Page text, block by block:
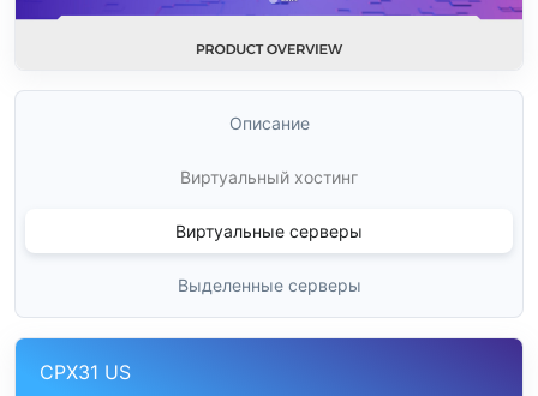
Описание
Виртуальный хостинг
Виртуальные серверы
Выделенные серверы
CPX31 US